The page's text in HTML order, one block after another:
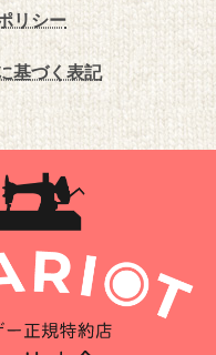
リシー
基づく表記